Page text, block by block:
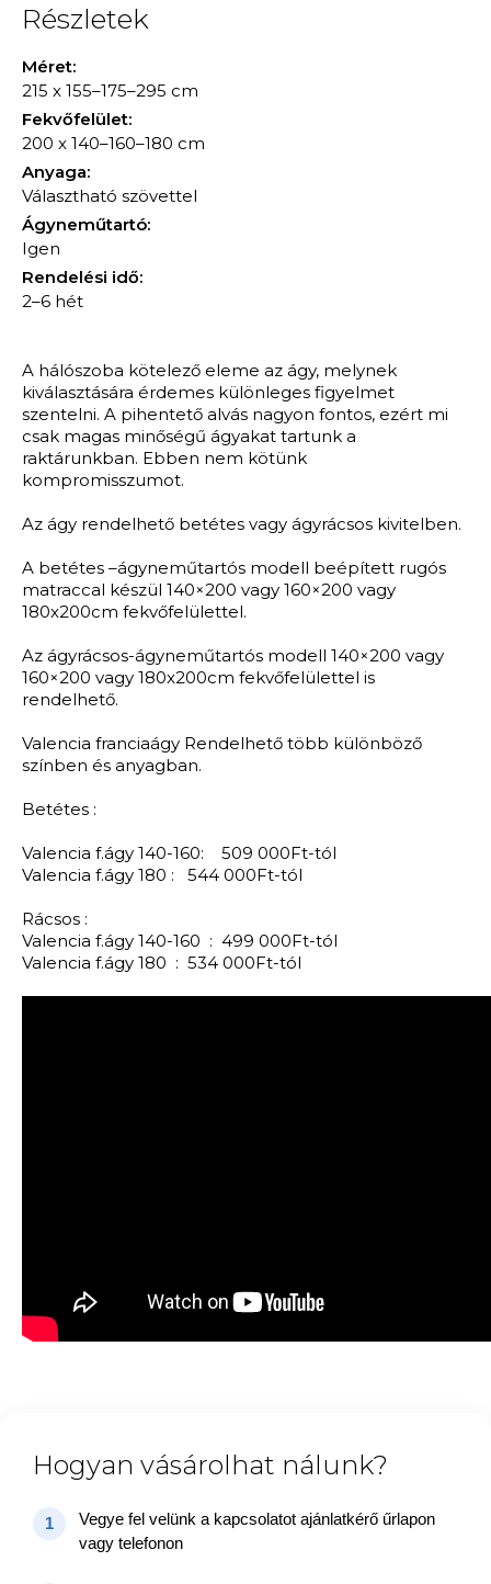
Részletek
Méret:
215 x 155–175–295 cm
Fekvőfelület:
200 x 140–160–180 cm
Anyaga:
Választható szövettel
Ágyneműtartó:
Igen
Rendelési idő:
2–6 hét
A hálószoba kötelező eleme az ágy, melynek
kiválasztására érdemes különleges figyelmet
szentelni. A pihentető alvás nagyon fontos, ezért mi
csak magas minőségű ágyakat tartunk a
raktárunkban. Ebben nem kötünk
kompromisszumot.
Az ágy rendelhető betétes vagy ágyrácsos kivitelben.
A betétes –ágyneműtartós modell beépített rugós
matraccal készül 140×200 vagy 160×200 vagy
180x200cm fekvőfelülettel.
Az ágyrácsos-ágyneműtartós modell 140×200 vagy
160×200 vagy 180x200cm fekvőfelülettel is
rendelhető.
Valencia franciaágy Rendelhető több különböző
színben és anyagban.
Betétes :
Valencia f.ágy 140-160: 509 000Ft-tól
Valencia f.ágy 180 : 544 000Ft-tól
Rácsos :
Valencia f.ágy 140-160 : 499 000Ft-tól
Valencia f.ágy 180 : 534 000Ft-tól
Hogyan vásárolhat nálunk?
1
Vegye fel velünk a kapcsolatot ajánlatkérő űrlapon
vagy telefonon